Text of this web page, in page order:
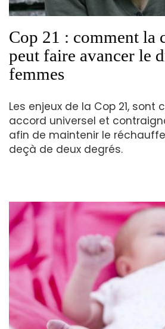
Cop 21 : comment la
peut faire avancer le
femmes
Les enjeux de la Cop 21, sont
accord universel et
afin de maintenir le
deçà de deux degrés.